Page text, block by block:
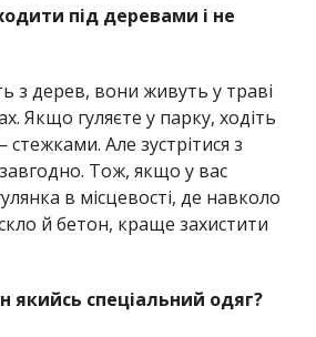
під деревами і не
з дерев, вони живуть у траві
Якщо гуляєте у парку, ходіть
стежками. Але зустрітися з
Тож, якщо у вас
в місцевості, де навколо
й бетон, краще захистити
якийсь спеціальний одяг?